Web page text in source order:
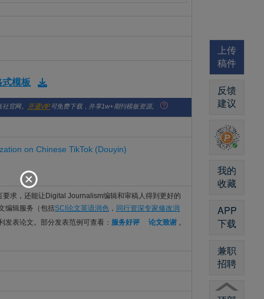
模板
官网。 开通VIP 可免费下载，并享1w+期刊模板资源。
on Chinese TikTok (Douyin)
求，还能让Digital Journalism编辑和审稿人得到更好的
编辑服务（包括SCI论文英语润色 ， 同行资深专家修改润
表论文。部分发表范例可查看： 服务好评 论文致谢 。
上传
稿件
反馈
建议
我的
收藏
APP
下载
兼职
招聘